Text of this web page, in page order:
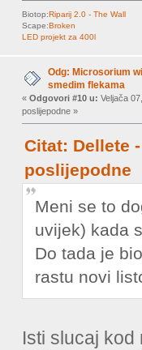
Biotop:Riparij 2.0 - The Wall
Scape:Broken
LED projekt za 400l
Odg: Microsorium
smedim flekama
« Odgovori #10 u: Veljača
poslijepodne »
Citat: Dellete
poslijepodne
Meni se to
uvijek) kada
Do tada je
rastu novi
Isti slucaj kod